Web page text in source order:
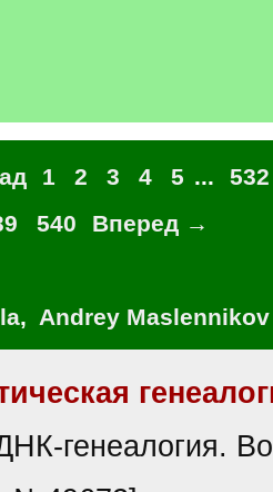
1 2 3 4 5 ...
532
540 Вперед →
, Andrey Maslennikov
генеалогия.